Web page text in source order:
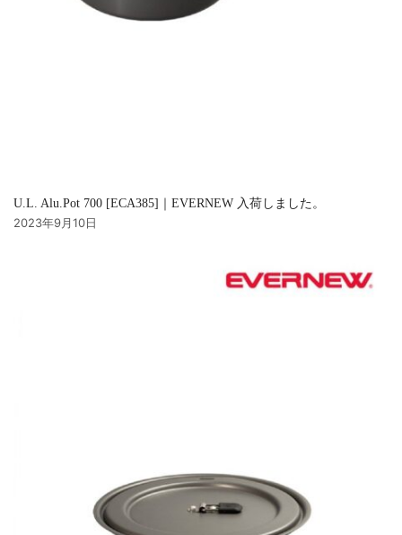
U.L. Alu.Pot 700 [ECA385]｜EVERNEW 入荷しました。
2023年9月10日